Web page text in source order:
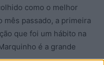
como o melhor
mês passado, a primeira
que foi um hábito na
é a grande